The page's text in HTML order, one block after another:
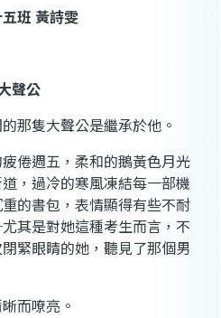
班 黃詩雯
聲公
那隻大聲公是繼承於他。
倦週五，柔和的鵝黃色月光
，過冷的寒風凍結每一部機
的書包，表情顯得有些不耐
尤其是對她這種考生而言，不
緊眼睛的她，聽見了那個男
而嘹亮。